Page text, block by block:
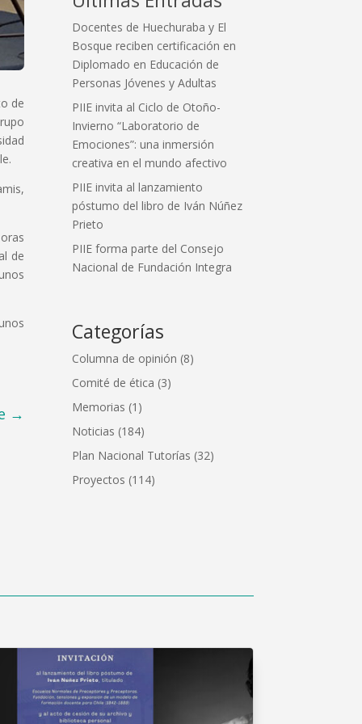
de
de
→
Docentes de Huechuraba y El
Bosque reciben certificación en
Diplomado en Educación de
Personas Jóvenes y Adultas
PIIE invita al Ciclo de Otoño-
Invierno “Laboratorio de
Emociones”: una inmersión
creativa en el mundo afectivo
PIIE invita al lanzamiento
póstumo del libro de Iván Núñez
Prieto
PIIE forma parte del Consejo
Nacional de Fundación Integra
Categorías
Columna de opinión (8)
Comité de ética (3)
Memorias (1)
Noticias (184)
Plan Nacional Tutorías (32)
Proyectos (114)